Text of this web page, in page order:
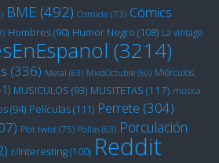
BME (492) Comida (73) Cómics
Hombres(90) Humor Negro (108) La vintage
(3214)
(336) Metal (63) MiedOctubre (60) Miérculos
MUSICULOS (93) MUSITETAS (117) música
(94) Películas(111) Perrete (304)
Plot twist (75) Pollas (63) Porculación
r/Interesting(100) Reddit